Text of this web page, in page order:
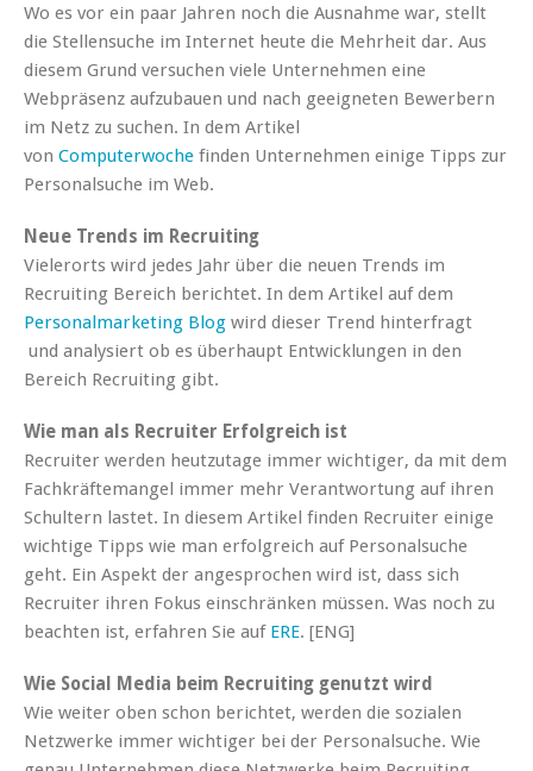
Wo es vor ein paar Jahren noch die Ausnahme war, stellt
die Stellensuche im Internet heute die Mehrheit dar. Aus
diesem Grund versuchen viele Unternehmen eine
Webpräsenz aufzubauen und nach geeigneten Bewerbern
im Netz zu suchen. In dem Artikel
von Computerwoche finden Unternehmen einige Tipps zur
Personalsuche im Web.
Neue Trends im Recruiting
Vielerorts wird jedes Jahr über die neuen Trends im
Recruiting Bereich berichtet. In dem Artikel auf dem
Personalmarketing Blog wird dieser Trend hinterfragt
und analysiert ob es überhaupt Entwicklungen in den
Bereich Recruiting gibt.
Wie man als Recruiter Erfolgreich ist
Recruiter werden heutzutage immer wichtiger, da mit dem
Fachkräftemangel immer mehr Verantwortung auf ihren
Schultern lastet. In diesem Artikel finden Recruiter einige
wichtige Tipps wie man erfolgreich auf Personalsuche
geht. Ein Aspekt der angesprochen wird ist, dass sich
Recruiter ihren Fokus einschränken müssen. Was noch zu
beachten ist, erfahren Sie auf ERE. [ENG]
Wie Social Media beim Recruiting genutzt wird
Wie weiter oben schon berichtet, werden die sozialen
Netzwerke immer wichtiger bei der Personalsuche. Wie